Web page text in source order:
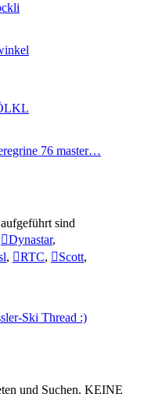
76 master…
sind
Dynastar,
, RTC, Scott,
Ski Thread :)
und Suchen. KEINE